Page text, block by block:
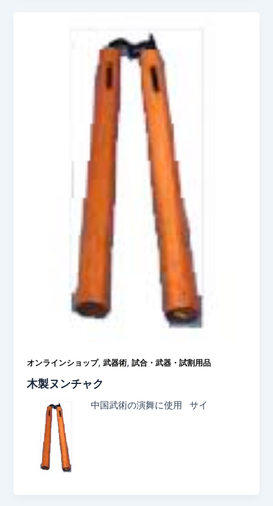
オンラインショップ,武器術,試合・武器・試割用品
木製ヌンチャク
中国武術の演舞に使用 サイ